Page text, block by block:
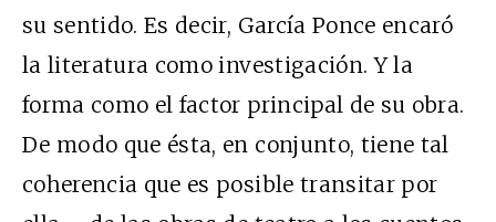
su sentido. Es decir, García Ponce encaró
la literatura como investigación. Y la
forma como el factor principal de su obra.
De modo que ésta, en conjunto, tiene tal
coherencia que es posible transitar por